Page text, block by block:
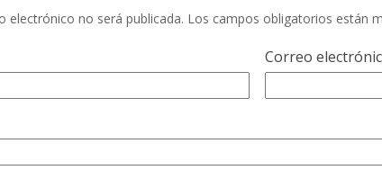
electrónico no será publicada. Los campos obligatorios están
Correo